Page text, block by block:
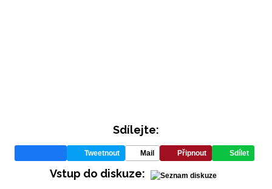
Sdílejte:
Tweetnout Mail Připnout Sdílet
Vstup do diskuze: